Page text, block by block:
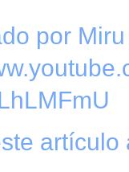
por Miru
artículo